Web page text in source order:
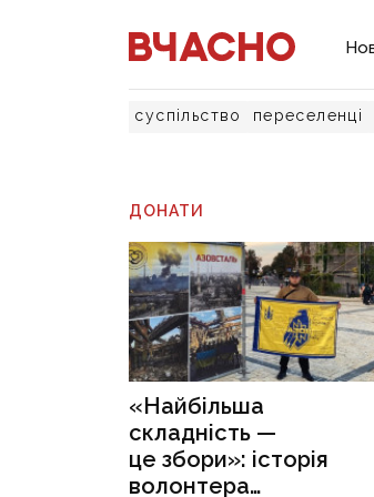
суспільство переселенці
ДОНАТИ
«Найбільша
складність —
це збори»: історія
волонтера